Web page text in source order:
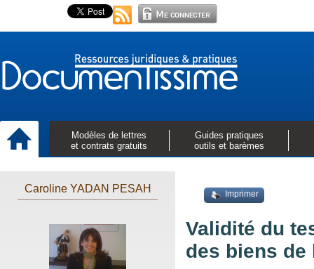
Modèles de lettres
et contrats gratuits
Guides pratiques
outils et barèmes
Caroline YADAN PESAH Imprimer
Validité du
des biens de